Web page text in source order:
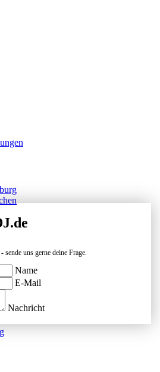
uns gerne deine Frage.
Name
E-Mail
Nachricht